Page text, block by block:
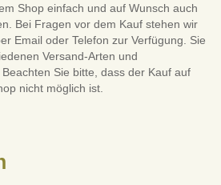
Shop einfach und auf Wunsch auch
Bei Fragen vor dem Kauf stehen wir
Email oder Telefon zur Verfügung. Sie
Versand-Arten und
Sie bitte, dass der Kauf auf
nicht möglich ist.